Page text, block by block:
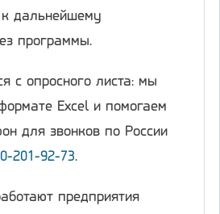
к дальнейшему
программы.
с опросного листа: мы
Excel и помогаем
для звонков по России
201-92-73.
предприятия